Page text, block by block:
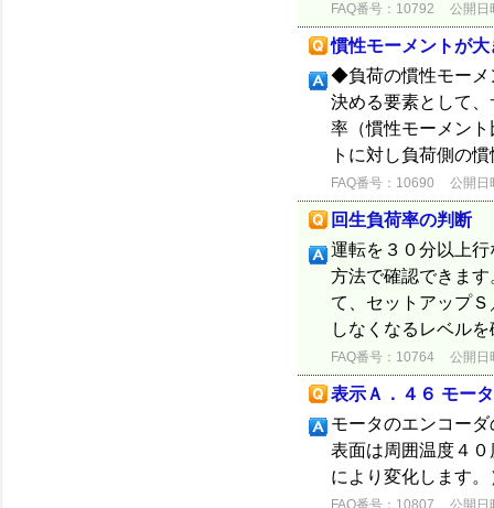
FAQ番号：10792 公開日
慣性モーメントが
◆負荷の慣性モーメ
決める要素として
率（慣性モーメン
トに対し負荷側の
FAQ番号：10690 公開日
回生負荷率の判断
運転を３０分以上
方法で確認できま
て、セットアップ
しなくなるレベル
FAQ番号：10764 公開日
表示Ａ．４６ モー
モータのエンコー
表面は周囲温度４
により変化します
FAQ番号：10807 公開日